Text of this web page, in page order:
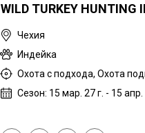
WILD TURKEY HUNTING
Чехия
Индейка
Сезон: 15 мар. 27 г. - 15 апр.